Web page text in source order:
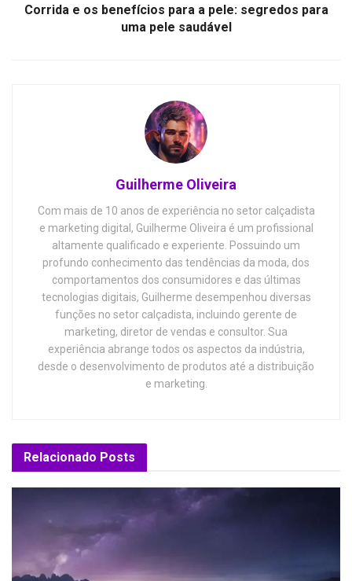
Corrida e os benefícios para a pele: segredos para
uma pele saudável
Guilherme Oliveira
Com mais de 10 anos de experiência no setor calçadista
e marketing digital, Guilherme Oliveira é um profissional
altamente qualificado e experiente. Possuindo um
profundo conhecimento das tendências da moda, dos
comportamentos dos consumidores e das últimas
tecnologias digitais, Guilherme desempenhou diversas
funções no setor calçadista, incluindo gerente de
marketing, diretor de vendas e consultor. Sua
experiência abrange todos os aspectos da indústria,
desde o desenvolvimento de produtos até a distribuição
e marketing.
Relacionado Posts